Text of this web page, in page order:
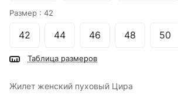
Размер : 42
42 44 46 48 50
Таблица размеров
Жилет женский пуховый Цира